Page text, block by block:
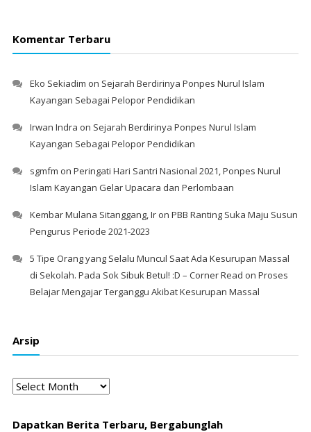
Komentar Terbaru
Eko Sekiadim on Sejarah Berdirinya Ponpes Nurul Islam
Kayangan Sebagai Pelopor Pendidikan
Irwan Indra on Sejarah Berdirinya Ponpes Nurul Islam
Kayangan Sebagai Pelopor Pendidikan
sgmfm on Peringati Hari Santri Nasional 2021, Ponpes Nurul
Islam Kayangan Gelar Upacara dan Perlombaan
Kembar Mulana Sitanggang, Iron PBB Ranting Suka Maju Susun
Pengurus Periode 2021-2023
5 Tipe Orang yang Selalu Muncul Saat Ada Kesurupan Massal
di Sekolah. Pada Sok Sibuk Betul! :D – Corner Read on Proses
Belajar Mengajar Terganggu Akibat Kesurupan Massal
Arsip
Arsip
Dapatkan Berita Terbaru, Bergabunglah